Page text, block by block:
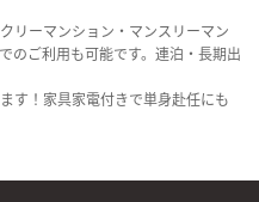
リーマンション・マンスリーマン
のご利用も可能です。連泊・長期出
す！家具家電付きで単身赴任にも